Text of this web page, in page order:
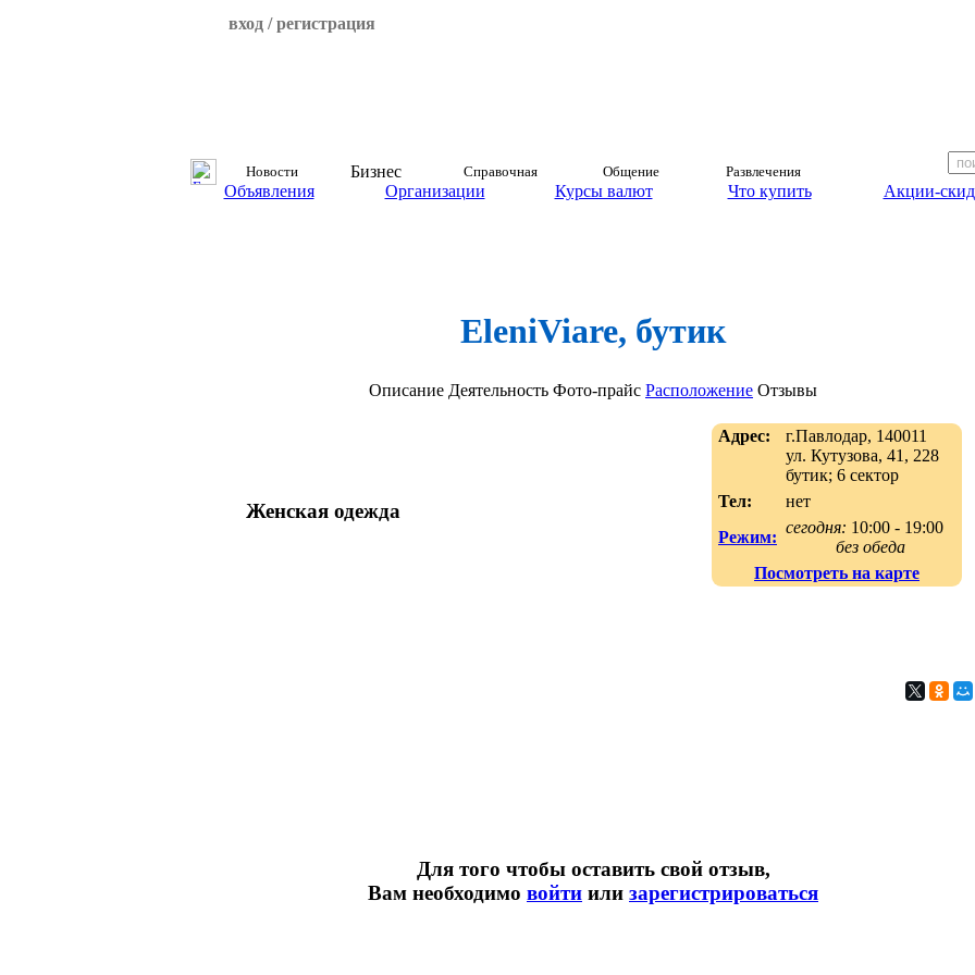
вход / регистрация
Новости Бизнес Справочная Общение Развлечения
Объявления Организации Курсы валют Что купить Акции-
EleniViare, бутик
Описание Деятельность Фото-прайс Расположение Отзывы
Адрес:
г.Павлодар, 140011
ул. Кутузова, 41, 228
бутик; 6 сектор
Тел:
нет
Режим:
сегодня: 10:00 - 19:00
без обеда
Посмотреть на карте
Женская одежда
Для того чтобы оставить свой отзыв,
Вам необходимо войти или зарегистрироваться